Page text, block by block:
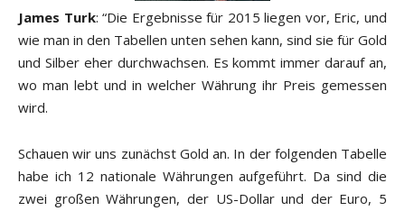
James Turk: “Die Ergebnisse für 2015 liegen vor, Eric, und
wie man in den Tabellen unten sehen kann, sind sie für Gold
und Silber eher durchwachsen. Es kommt immer darauf an,
wo man lebt und in welcher Währung ihr Preis gemessen
wird.
Schauen wir uns zunächst Gold an. In der folgenden Tabelle
habe ich 12 nationale Währungen aufgeführt. Da sind die
zwei großen Währungen, der US-Dollar und der Euro, 5